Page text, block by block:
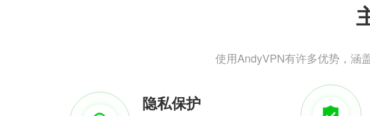
使用AndyVPN有许多优势，涵
隐私保护